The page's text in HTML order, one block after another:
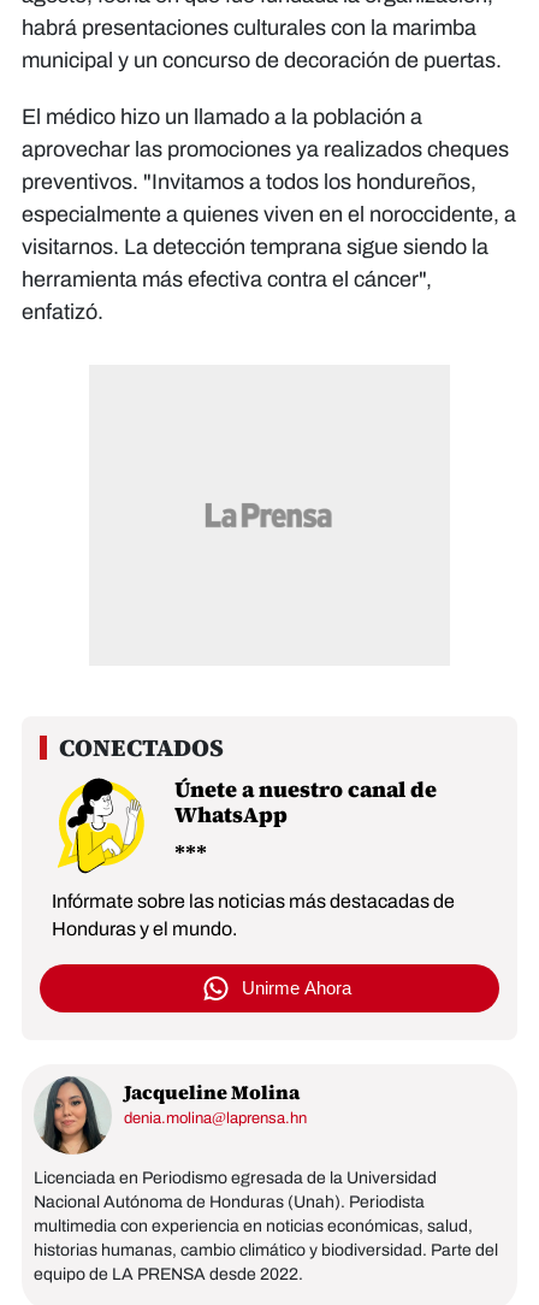
habrá presentaciones culturales con la marimba
municipal y un concurso de decoración de puertas.
El médico hizo un llamado a la población a
aprovechar las promociones ya realizados cheques
preventivos. "Invitamos a todos los hondureños,
especialmente a quienes viven en el noroccidente, a
visitarnos. La detección temprana sigue siendo la
herramienta más efectiva contra el cáncer",
enfatizó.
Únete a nuestro canal de
WhatsApp
Infórmate sobre las noticias más destacadas de
Honduras y el mundo.
Unirme Ahora
Jacqueline Molina
denia.molina@laprensa.hn
Licenciada en Periodismo egresada de la Universidad
Nacional Autónoma de Honduras (Unah). Periodista
multimedia con experiencia en noticias económicas, salud,
historias humanas, cambio climático y biodiversidad. Parte del
equipo de LA PRENSA desde 2022.